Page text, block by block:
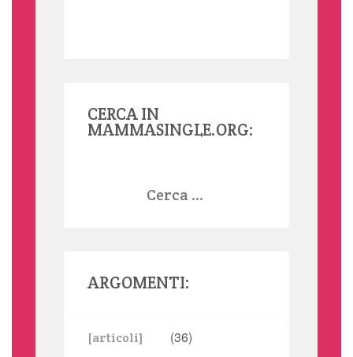
CERCA IN
MAMMASINGLE.ORG:
ARGOMENTI:
[articoli] (36)